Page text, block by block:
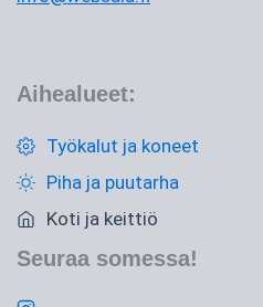
Aihealueet:
Työkalut ja koneet
Piha ja puutarha
Koti ja keittiö
Seuraa somessa!